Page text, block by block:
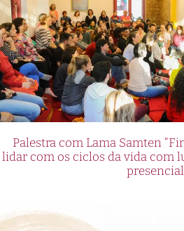
Palestra com Lama Samten
lidar com os ciclos da vida com